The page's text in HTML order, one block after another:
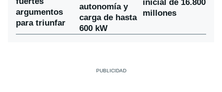
argumentos
para triunfar
autonomía y
carga de hasta
600 kW
inicial de 16.800
millones